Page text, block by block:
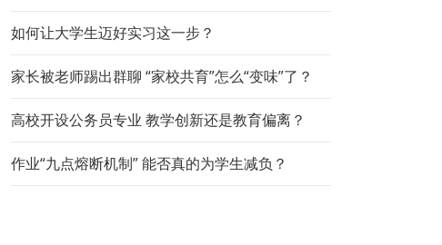
如何让大学生迈好实习这一步？
家长被老师踢出群聊 “家校共育”怎么“变味”了？
高校开设公务员专业 教学创新还是教育偏离？
作业“九点熔断机制” 能否真的为学生减负？